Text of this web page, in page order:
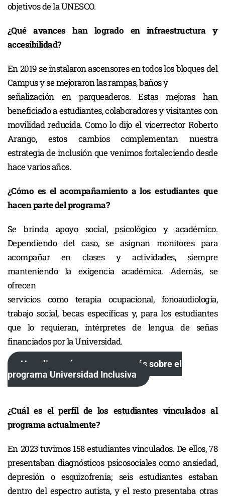
objetivos de la UNESCO.
¿Qué avances han logrado en infraestructura y
accesibilidad?
En 2019 se instalaron ascensores en todos los bloques del
Campus y se mejoraron las rampas, baños y
señalización en parqueaderos. Estas mejoras han
beneficiado a estudiantes, colaboradores y visitantes con
movilidad reducida. Como lo dijo el vicerrector Roberto
Arango, estos cambios complementan nuestra
estrategia de inclusión que venimos fortaleciendo desde
hace varios años.
¿Cómo es el acompañamiento a los estudiantes que
hacen parte del programa?
Se brinda apoyo social, psicológico y académico.
Dependiendo del caso, se asignan monitores para
acompañar en clases y actividades, siempre
manteniendo la exigencia académica. Además, se
ofrecen
servicios como terapia ocupacional, fonoaudiología,
trabajo social, becas específicas y, para los estudiantes
que lo requieran, intérpretes de lengua de señas
financiados por la Universidad.
Haz clic aquí para conocer más sobre el
programa Universidad Inclusiva
¿Cuál es el perfil de los estudiantes vinculados al
programa actualmente?
En 2023 tuvimos 158 estudiantes vinculados. De ellos, 78
presentaban diagnósticos psicosociales como ansiedad,
depresión o esquizofrenia; seis estudiantes estaban
dentro del espectro autista, y el resto presentaba otras